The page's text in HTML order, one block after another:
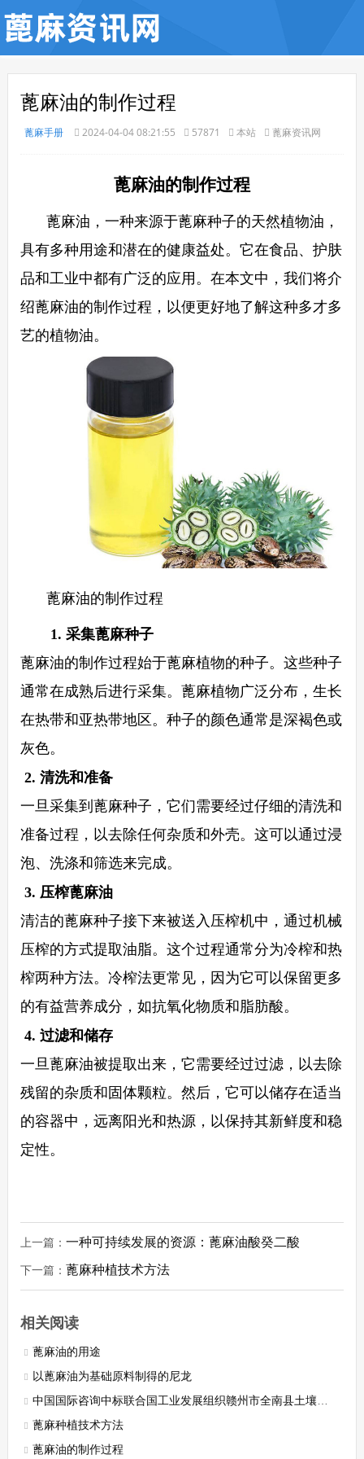
蓖麻油的制作过程
蓖麻手册 2024-04-04 08:21:55 57871 本站 蓖麻资讯网
蓖麻油的制作过程
蓖麻油，一种来源于蓖麻种子的天然植物油，
具有多种用途和潜在的健康益处。它在食品、护肤
品和工业中都有广泛的应用。在本文中，我们将介
绍蓖麻油的制作过程，以便更好地了解这种多才多
艺的植物油。
蓖麻油的制作过程
1. 采集蓖麻种子
蓖麻油的制作过程始于蓖麻植物的种子。这些种子
通常在成熟后进行采集。蓖麻植物广泛分布，生长
在热带和亚热带地区。种子的颜色通常是深褐色或
灰色。
2. 清洗和准备
一旦采集到蓖麻种子，它们需要经过仔细的清洗和
准备过程，以去除任何杂质和外壳。这可以通过浸
泡、洗涤和筛选来完成。
3. 压榨蓖麻油
清洁的蓖麻种子接下来被送入压榨机中，通过机械
压榨的方式提取油脂。这个过程通常分为冷榨和热
榨两种方法。冷榨法更常见，因为它可以保留更多
的有益营养成分，如抗氧化物质和脂肪酸。
4. 过滤和储存
一旦蓖麻油被提取出来，它需要经过过滤，以去除
残留的杂质和固体颗粒。然后，它可以储存在适当
的容器中，远离阳光和热源，以保持其新鲜度和稳
定性。
上一篇： 一种可持续发展的资源：蓖麻油酸癸二酸
下一篇： 蓖麻种植技术方法
相关阅读
蓖麻油的用途
以蓖麻油为基础原料制得的尼龙
中国国际咨询中标联合国工业发展组织赣州市全南县土壤改良蓖麻种植可行性研究项目
蓖麻种植技术方法
蓖麻油的制作过程